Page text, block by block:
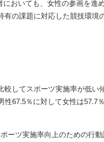
おいても、女性の参画を進
の課題に対応した競技環境
してスポーツ実施率が低い
性67.5％に対して女性は57.7
ーツ実施率向上のための行